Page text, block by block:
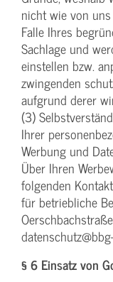
nicht wie von
Falle Ihres
Sachlage und
einstellen bzw.
zwingenden
aufgrund derer
(3)
Ihrer
Werbung und
Über Ihren
folgenden
für betriebliche
§ 6 Einsatz von